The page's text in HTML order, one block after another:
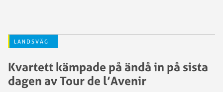
LANDSVÄG
Kvartett kämpade på ändå in på sista
dagen av Tour de l’Avenir